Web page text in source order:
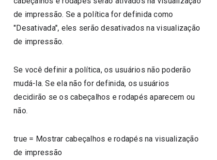
de impressão. Se a política for definida como
"Desativada", eles serão desativados na visualização
de impressão.
Se você definir a política, os usuários não poderão
mudá-la. Se ela não for definida, os usuários
decidirão se os cabeçalhos e rodapés aparecem ou
não.
true = Mostrar cabeçalhos e rodapés na visualização
de impressão